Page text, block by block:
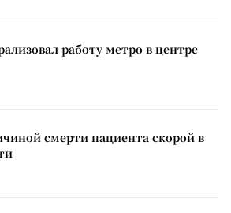
работу метро в центре
смерти пациента скорой в